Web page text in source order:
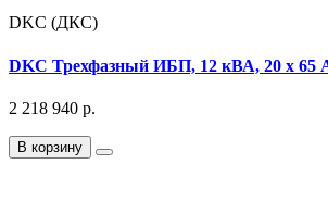
DKC (ДКС)
DKC Трехфазный ИБП, 12 кВА, 20 х 65
2 218 940 р.
В корзину